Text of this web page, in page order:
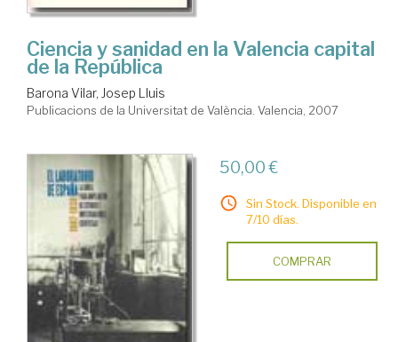
Ciencia y sanidad en la Valencia capital
de la República
Barona Vilar, Josep Lluis
Publicacions de la Universitat de València. Valencia, 2007
50,00 €
Sin Stock. Disponible en
7/10 días.
COMPRAR